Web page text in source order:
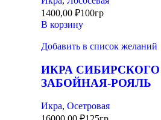
1400,00 ₽100гр
В корзину
Добавить в список желаний
ИКРА СИБИРСКОГО
ЗАБОЙНАЯ-РОЯЛЬ
Икра, Осетровая